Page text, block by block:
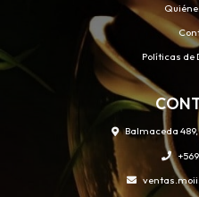
Políticas de
Balmaceda